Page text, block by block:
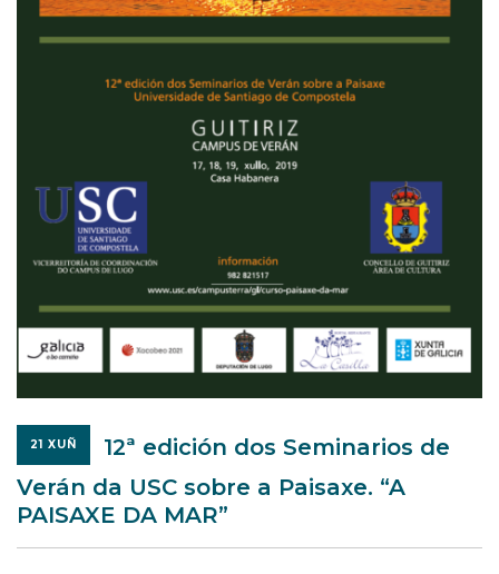
21 XUÑ
12ª edición dos Seminarios de
Verán da USC sobre a Paisaxe. “A
PAISAXE DA MAR”